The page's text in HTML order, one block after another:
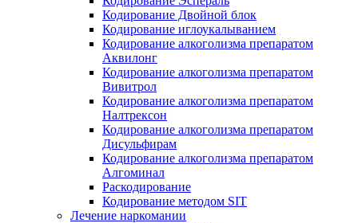
Кодирование Двойной блок
Кодирование иглоукалыванием
Кодирование алкоголизма препаратом
Аквилонг
Кодирование алкоголизма препаратом
Вивитрол
Кодирование алкоголизма препаратом
Налтрексон
Кодирование алкоголизма препаратом
Дисульфирам
Кодирование алкоголизма препаратом
Алгоминал
Раскодирование
Кодирование методом SIT
Лечение наркомании